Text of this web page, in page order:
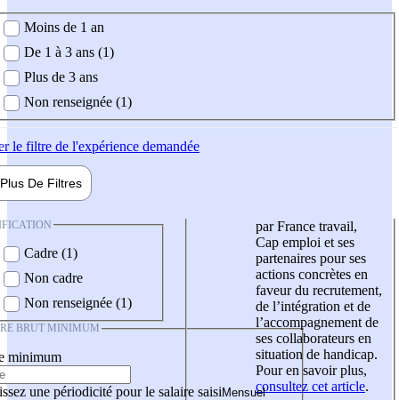
demandée
Moins de 1 an
De 1 à 3 ans (1)
Plus de 3 ans
Non renseignée (1)
le filtre de l'expérience demandée
Plus De Filtres
Cadre (1)
Non cadre
Non renseignée (1)
BRUT MINIMUM
minimum
une périodicité pour le salaire saisi
par France travail,
Cap emploi et ses
partenaires pour ses
actions concrètes en
faveur du recrutement,
de l’intégration et de
l’accompagnement de
ses collaborateurs en
situation de handicap.
Pour en savoir plus,
consultez cet article.